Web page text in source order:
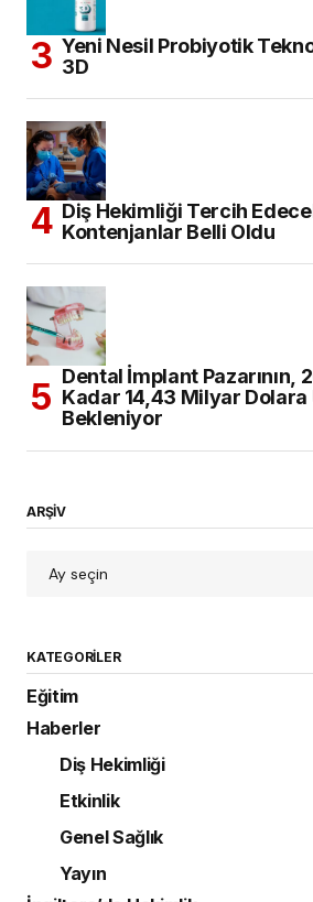
Yeni Nesil Probiyotik
3D
Diş Hekimliği Tercih
Kontenjanlar Belli Oldu
Dental İmplant Pazarının,
Kadar 14,43 Milyar Dolara
Bekleniyor
ARŞİV
KATEGORILER
Eğitim
Haberler
Diş Hekimliği
Etkinlik
Genel Sağlık
Yayın